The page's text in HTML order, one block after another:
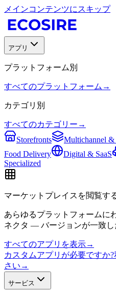
メインコンテンツにスキップ
アプリ
プラットフォーム別
すべてのプラットフォーム →
カテゴリ別
すべてのカテゴリー →
Storefronts
Multichannel
Food Delivery
Digital & SaaS
Specialized
マーケットプレイスを閲覧す
あらゆるプラットフォームに
ネクタ — バージョンが一致し
すべてのアプリを表示→
カスタムアプリが必要ですか
さい →
サービス